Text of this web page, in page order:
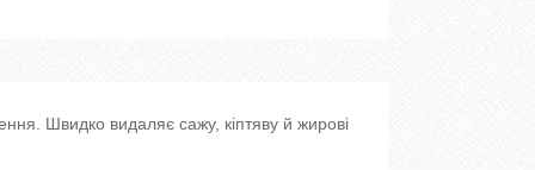
Швидко видаляє сажу, кіптяву й жирові